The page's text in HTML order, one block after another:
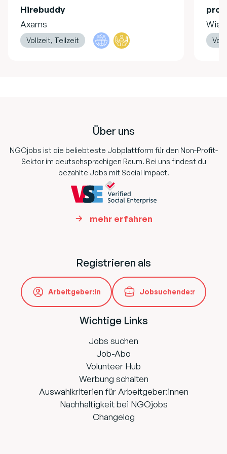
Hirebuddy
Axams
Vollzeit, Teilzeit
pro
Wien
Über uns
NGOjobs ist die beliebteste Jobplattform für den Non-Profit-
Sektor im deutschsprachigen Raum. Bei uns findest du
bezahlte Jobs mit Social Impact.
mehr erfahren
Registrieren als
Arbeitgeber:in Jobsuchende:r
Wichtige Links
Jobs suchen
Job-Abo
Volunteer Hub
Werbung schalten
Auswahlkriterien für Arbeitgeber:innen
Nachhaltigkeit bei NGOjobs
Changelog